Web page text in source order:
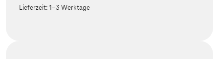
Lieferzeit:1-3 Werktage